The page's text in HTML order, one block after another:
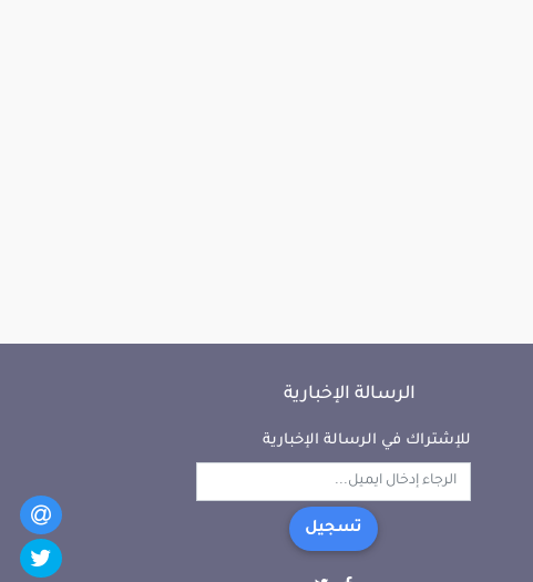
الرسالة الإخبارية
للإشتراك في الرسالة الإخبارية
تسجيل